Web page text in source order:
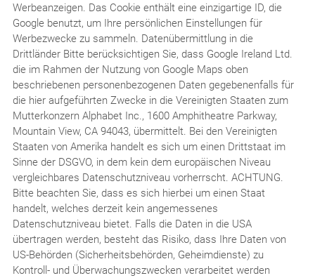
Werbeanzeigen. Das Cookie enthält eine einzigartige ID, die
Google benutzt, um Ihre persönlichen Einstellungen für
Werbezwecke zu sammeln. Datenübermittlung in die
Drittländer Bitte berücksichtigen Sie, dass Google Ireland Ltd.
die im Rahmen der Nutzung von Google Maps oben
beschriebenen personenbezogenen Daten gegebenenfalls für
die hier aufgeführten Zwecke in die Vereinigten Staaten zum
Mutterkonzern Alphabet Inc., 1600 Amphitheatre Parkway,
Mountain View, CA 94043, übermittelt. Bei den Vereinigten
Staaten von Amerika handelt es sich um einen Drittstaat im
Sinne der DSGVO, in dem kein dem europäischen Niveau
vergleichbares Datenschutzniveau vorherrscht. ACHTUNG.
Bitte beachten Sie, dass es sich hierbei um einen Staat
handelt, welches derzeit kein angemessenes
Datenschutzniveau bietet. Falls die Daten in die USA
übertragen werden, besteht das Risiko, dass Ihre Daten von
US-Behörden (Sicherheitsbehörden, Geheimdienste) zu
Kontroll- und Überwachungszwecken verarbeitet werden